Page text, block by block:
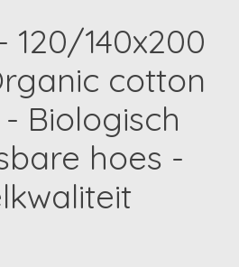
120/140x200
cotton
Biologisch
hoes -